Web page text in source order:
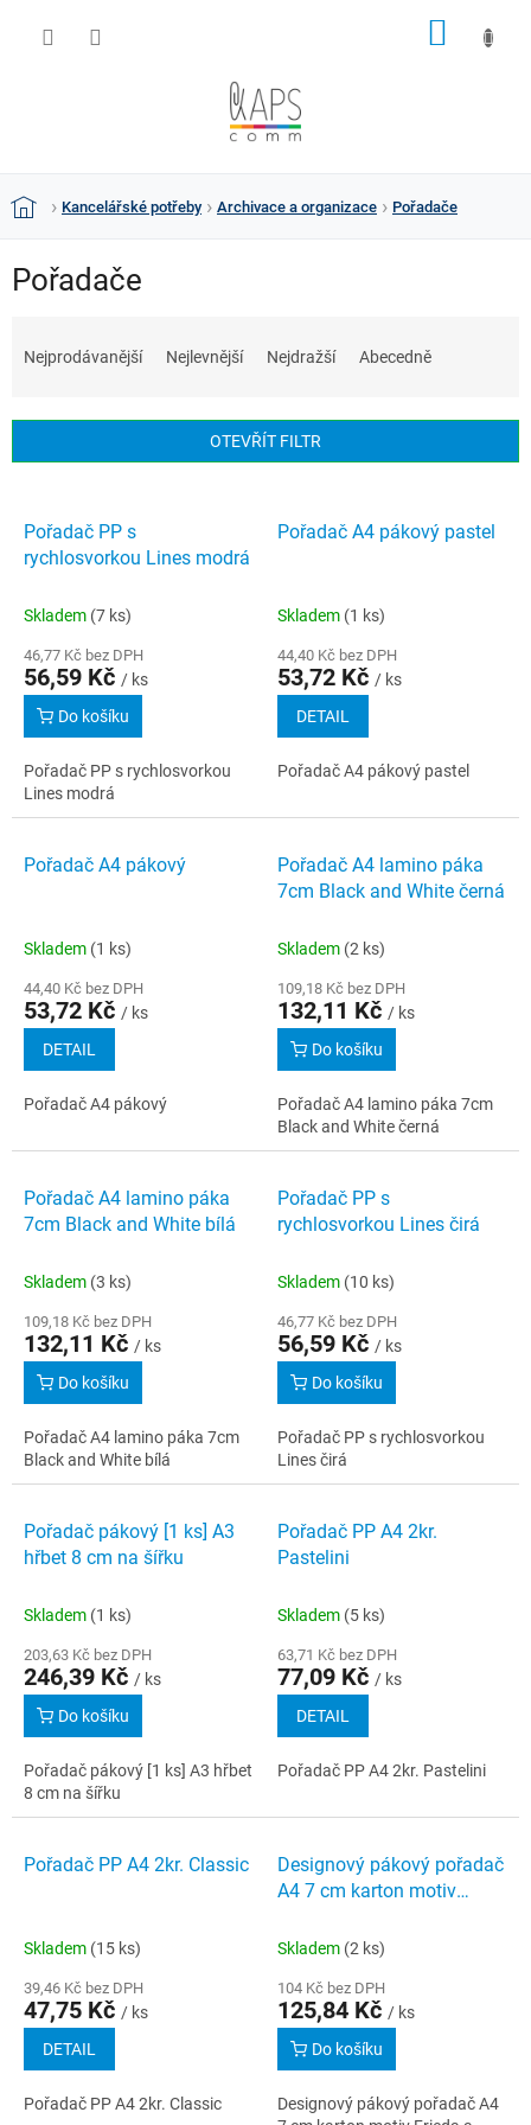
DomůKancelářské potřeby Archivace a organizace Pořadače
Pořadače
í
Nejprodávanější Nejlevnější Nejdražší Abecedně
OTEVŘÍT FILTR
ů
Pořadač PP s
rychlosvorkou Lines modrá
Skladem (7 ks)
46,77 Kč bez DPH
56,59 Kč / ks
Do košíku
Pořadač PP s rychlosvorkou
Lines modrá
Pořadač A4 pákový pastel
Skladem (1 ks)
44,40 Kč bez DPH
53,72 Kč / ks
DETAIL
Pořadač A4 pákový pastel
Pořadač A4 pákový
Skladem (1 ks)
44,40 Kč bez DPH
53,72 Kč / ks
DETAIL
Pořadač A4 pákový
Pořadač A4 lamino páka
7cm Black and White černá
Skladem (2 ks)
109,18 Kč bez DPH
132,11 Kč / ks
Do košíku
Pořadač A4 lamino páka 7cm
Black and White černá
Pořadač A4 lamino páka
7cm Black and White bílá
Skladem (3 ks)
109,18 Kč bez DPH
132,11 Kč / ks
Do košíku
Pořadač A4 lamino páka 7cm
Black and White bílá
Pořadač PP s
rychlosvorkou Lines čirá
Skladem (10 ks)
46,77 Kč bez DPH
56,59 Kč / ks
Do košíku
Pořadač PP s rychlosvorkou
Lines čirá
Pořadač pákový [1 ks] A3
hřbet 8 cm na šířku
Skladem (1 ks)
203,63 Kč bez DPH
246,39 Kč / ks
Do košíku
Pořadač pákový [1 ks] A3 hřbet
8 cm na šířku
Pořadač PP A4 2kr.
Pastelini
Skladem (5 ks)
63,71 Kč bez DPH
77,09 Kč / ks
DETAIL
Pořadač PP A4 2kr. Pastelini
Pořadač PP A4 2kr. Classic
Skladem (15 ks)
39,46 Kč bez DPH
47,75 Kč / ks
DETAIL
Pořadač PP A4 2kr. Classic
Designový pákový pořadač
A4 7 cm karton motiv
Skladem (2 ks)
104 Kč bez DPH
125,84 Kč / ks
Do košíku
Designový pákový pořadač A4